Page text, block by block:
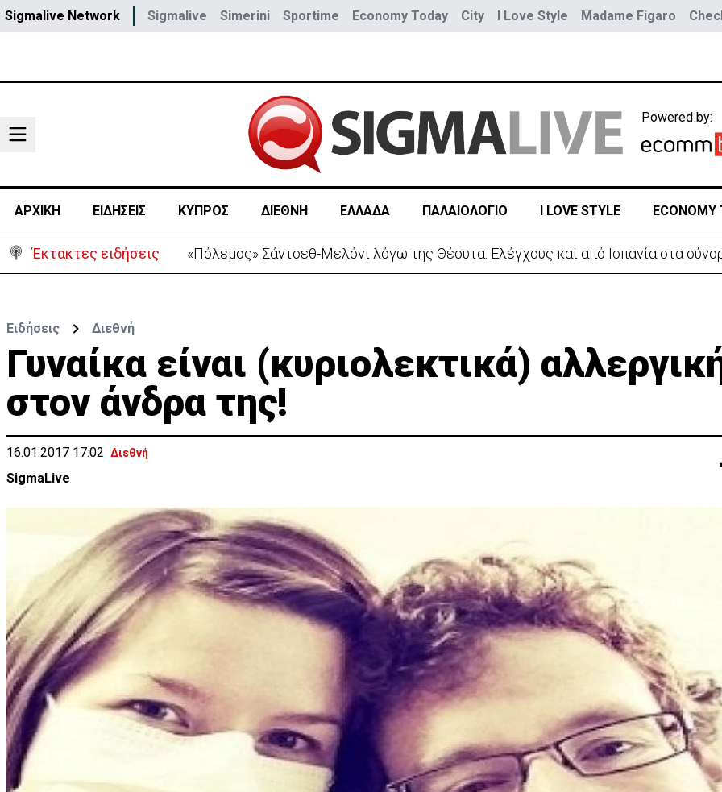
Sigmalive Network Sigmalive Simerini Sportime Economy Today City I Love Style Madame Figaro
Powered by:
ΑΡΧΙΚΗ ΕΙΔΗΣΕΙΣ ΚΥΠΡΟΣ ΔΙΕΘΝΗ ΕΛΛΑΔΑ ΠΑΛΑΙΟΛΟΓΙΟ I LOVE STYLE ECONOMY
Έκτακτες ειδήσεις «Πόλεμος» Σάντσεθ-Μελόνι λόγω της Θέουτα: Ελέγχους και από Ισπανία στα
Ειδήσεις Διεθνή
Γυναίκα είναι (κυριολεκτικά)
στον άνδρα της!
16.01.2017 17:02 Διεθνή
SigmaLive